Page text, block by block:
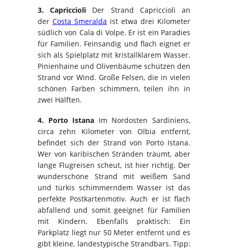
3.Capriccioli Der Strand Capriccioli an
der Costa Smeralda ist etwa drei Kilometer
südlich von Cala di Volpe. Er ist ein Paradies
für Familien. Feinsandig und flach eignet er
sich als Spielplatz mit kristallklarem Wasser.
Pinienhaine und Olivenbäume schützen den
Strand vor Wind. Große Felsen, die in vielen
schönen Farben schimmern, teilen ihn in
zwei Hälften.
4. Porto Istana Im Nordosten Sardiniens,
circa zehn Kilometer von Olbia entfernt,
befindet sich der Strand von Porto Istana.
Wer von karibischen Stränden träumt, aber
lange Flugreisen scheut, ist hier richtig. Der
wunderschöne Strand mit weißem Sand
und türkis schimmerndem Wasser ist das
perfekte Postkartenmotiv. Auch er ist flach
abfallend und somit geeignet für Familien
mit Kindern. Ebenfalls praktisch: Ein
Parkplatz liegt nur 50 Meter entfernt und es
gibt kleine, landestypische Strandbars. Tipp: